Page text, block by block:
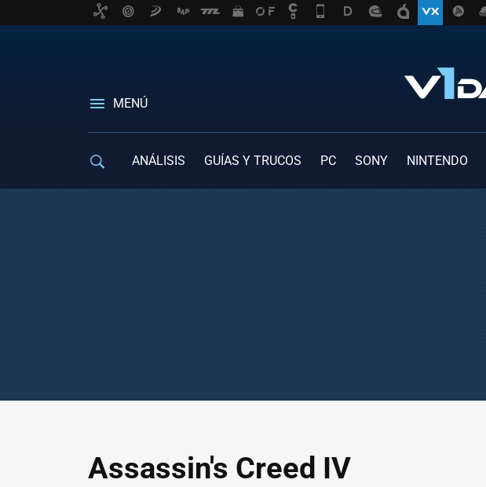
MENÚ
ANÁLISIS GUÍAS Y TRUCOS PC SONY NINTENDO
Assassin's Creed IV